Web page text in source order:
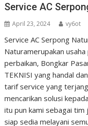
Service AC
April 23, 2024 vy6ot
Service AC Serpong
Naturamerupakan usaha
perbaikan, Bongkar
TEKNISI yang handal
tarif service yang
mencarikan solusi
itu pun kami sebagai tim
siap sedia melayani